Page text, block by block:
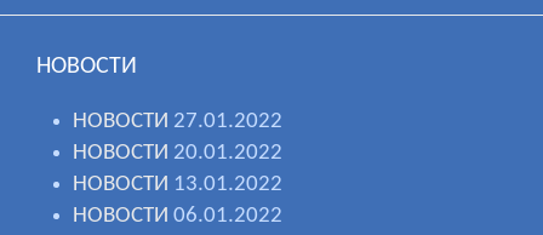
НОВОСТИ
НОВОСТИ 27.01.2022
НОВОСТИ 20.01.2022
НОВОСТИ 13.01.2022
НОВОСТИ 06.01.2022